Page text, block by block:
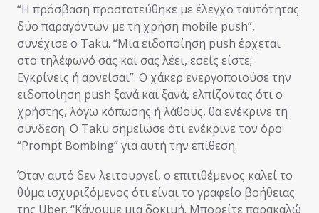
“Η πρόσβαση προστατεύθηκε με έλεγχο ταυτότητας
δύο παραγόντων με τη χρήση mobile push”,
συνέχισε ο Taku. “Μια ειδοποίηση push έρχεται
στο τηλέφωνό σας και σας λέει, εσείς είστε;
Εγκρίνεις ή αρνείσαι”. Ο χάκερ ενεργοποιούσε την
ειδοποίηση push ξανά και ξανά, ελπίζοντας ότι ο
χρήστης, λόγω κόπωσης ή λάθους, θα ενέκρινε τη
σύνδεση. Ο Taku σημείωσε ότι ενέκρινε τον όρο
“Prompt Bombing” για αυτή την επίθεση.
Όταν αυτό δεν λειτουργεί, ο επιτιθέμενος καλεί το
θύμα ισχυριζόμενος ότι είναι το γραφείο βοήθειας
της Uber. “Κάνουμε μια δοκιμή. Μπορείτε παρακαλώ